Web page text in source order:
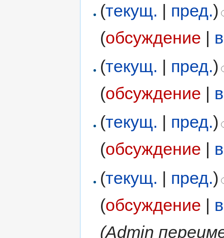
(текущ. | пред.)
(обсуждение |
(текущ. | пред.)
(обсуждение |
(текущ. | пред.)
(обсуждение |
(текущ. | пред.)
(обсуждение |
(Admin